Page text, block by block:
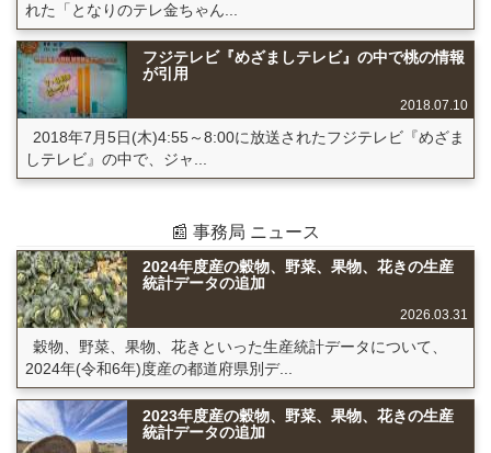
れた「となりのテレ金ちゃん...
フジテレビ『めざましテレビ』の中で桃の情報
が引用
2018.07.10
2018年7月5日(木)4:55～8:00に放送されたフジテレビ『めざま
しテレビ』の中で、ジャ...
📰 事務局 ニュース
2024年度産の穀物、野菜、果物、花きの生産
統計データの追加
2026.03.31
穀物、野菜、果物、花きといった生産統計データについて、
2024年(令和6年)度産の都道府県別デ...
2023年度産の穀物、野菜、果物、花きの生産
統計データの追加